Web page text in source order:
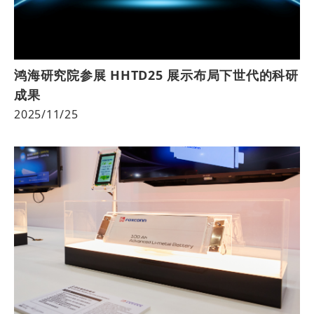
鸿海研究院参展 HHTD25 展示布局下世代的科研
成果
2025/11/25